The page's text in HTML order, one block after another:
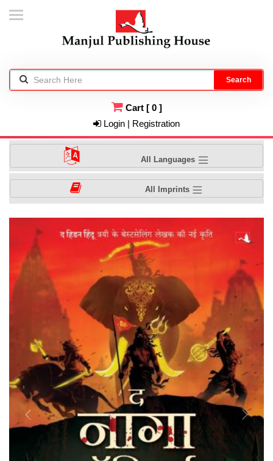
Search
Cart [ 0]
Login | Registration
All Languages
All Imprints
Previous Next